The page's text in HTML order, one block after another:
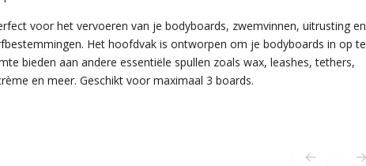
voor het vervoeren van je bodyboards, zwemvinnen, uitrusting en
Het hoofdvak is ontworpen om je bodyboards in op te
bieden aan andere essentiële spullen zoals wax, leashes, tethers,
en meer. Geschikt voor maximaal 3 boards.